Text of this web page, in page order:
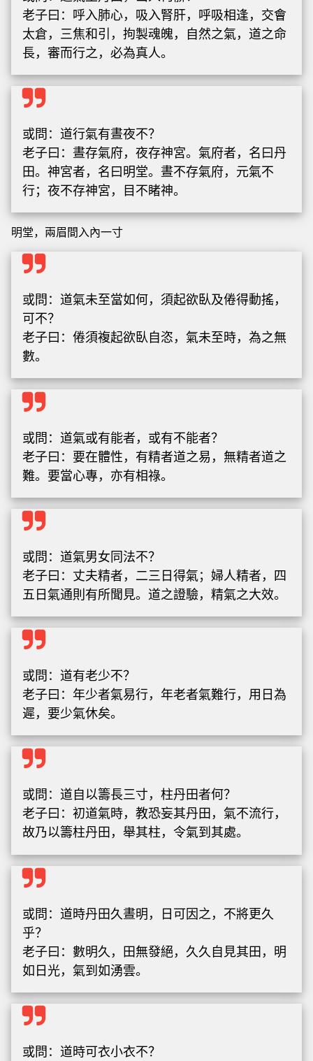
老子曰：呼入肺心，吸入腎肝，呼吸相逢，交會
太倉，三焦和引，拘製魂魄，自然之氣，道之命
長，審而行之，必為真人。
或問：道行氣有晝夜不？
老子曰：晝存氣府，夜存神宮。氣府者，名曰丹
田。神宮者，名曰明堂。晝不存氣府，元氣不
行；夜不存神宮，目不睹神。
明堂，兩眉間入內一寸
或問：道氣未至當如何，須起欲臥及倦得動搖，
可不？
老子曰：倦須複起欲臥自恣，氣未至時，為之無
數。
或問：道氣或有能者，或有不能者？
老子曰：要在體性，有精者道之易，無精者道之
難。要當心專，亦有相祿。
或問：道氣男女同法不？
老子曰：丈夫精者，二三日得氣；婦人精者，四
五日氣通則有所聞見。道之證驗，精氣之大效。
或問：道有老少不？
老子曰：年少者氣易行，年老者氣難行，用日為
遲，要少氣休矣。
或問：道自以籌長三寸，柱丹田者何？
老子曰：初道氣時，教恐妄其丹田，氣不流行，
故乃以籌柱丹田，舉其柱，令氣到其處。
或問：道時丹田久晝明，日可因之，不將更久
乎？
老子曰：數明久，田無發絕，久久自見其田，明
如日光，氣到如湧雲。
或問：道時可衣小衣不？